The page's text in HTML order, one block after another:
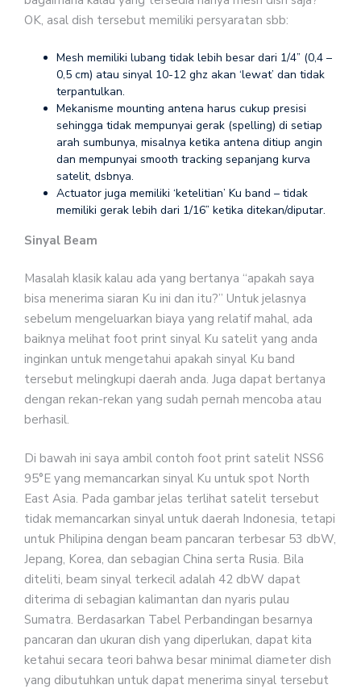
OK, asal dish tersebut memiliki persyaratan sbb:
Mesh memiliki lubang tidak lebih besar dari 1/4” (0,4 –
0,5 cm) atau sinyal 10-12 ghz akan ‘lewat’ dan tidak
terpantulkan.
Mekanisme mounting antena harus cukup presisi
sehingga tidak mempunyai gerak (spelling) di setiap
arah sumbunya, misalnya ketika antena ditiup angin
dan mempunyai smooth tracking sepanjang kurva
satelit, dsbnya.
Actuator juga memiliki ‘ketelitian’ Ku band – tidak
memiliki gerak lebih dari 1/16” ketika ditekan/diputar.
Sinyal Beam
Masalah klasik kalau ada yang bertanya “apakah saya
bisa menerima siaran Ku ini dan itu?” Untuk jelasnya
sebelum mengeluarkan biaya yang relatif mahal, ada
baiknya melihat foot print sinyal Ku satelit yang anda
inginkan untuk mengetahui apakah sinyal Ku band
tersebut melingkupi daerah anda. Juga dapat bertanya
dengan rekan-rekan yang sudah pernah mencoba atau
berhasil.
Di bawah ini saya ambil contoh foot print satelit NSS6
95°E yang memancarkan sinyal Ku untuk spot North
East Asia. Pada gambar jelas terlihat satelit tersebut
tidak memancarkan sinyal untuk daerah Indonesia, tetapi
untuk Philipina dengan beam pancaran terbesar 53 dbW,
Jepang, Korea, dan sebagian China serta Rusia. Bila
diteliti, beam sinyal terkecil adalah 42 dbW dapat
diterima di sebagian kalimantan dan nyaris pulau
Sumatra. Berdasarkan Tabel Perbandingan besarnya
pancaran dan ukuran dish yang diperlukan, dapat kita
ketahui secara teori bahwa besar minimal diameter dish
yang dibutuhkan untuk dapat menerima sinyal tersebut